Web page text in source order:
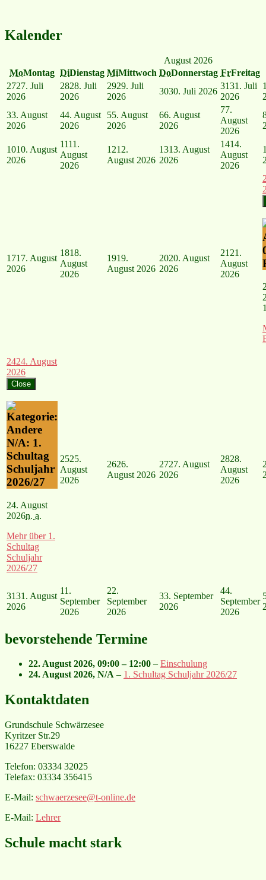
Kalender
August 2026
MoMontag DiDienstag MiMittwoch DoDonnerstag FrFreitag
2727. Juli
2026
2828. Juli
2026
2929. Juli
2026
3030. Juli 2026
3131. Juli
2026
1
33. August
2026
44. August
2026
55. August
2026
66. August
2026
77.
August
2026
1010. August
2026
1111.
August
2026
1212.
August 2026
1313. August
2026
1414.
August
2026
1717. August
2026
1818.
August
2026
1919.
August 2026
2020. August
2026
21 21.
August
2026
2424. August
2026
Close
N/A: 1.
Schultag
Schuljahr
2026/27
24. August
2026n. a.
Mehrüber 1.
Schultag
Schuljahr
2026/27
2525.
August
2026
2626.
August 2026
2727. August
2026
2828.
August
2026
3131. August
2026
11.
September
2026
22.
September
2026
33. September
2026
44.
September
2026
bevorstehende Termine
22. August 2026, 09:00 – 12:00 – Einschulung
24. August 2026, N/A – 1. Schultag Schuljahr 2026/27
Kontaktdaten
Grundschule Schwärzesee
Kyritzer Str.29
16227 Eberswalde
Telefon: 03334 32025
Telefax: 03334 356415
E-Mail: schwaerzesee@t-online.de
E-Mail: Lehrer
Schule macht stark